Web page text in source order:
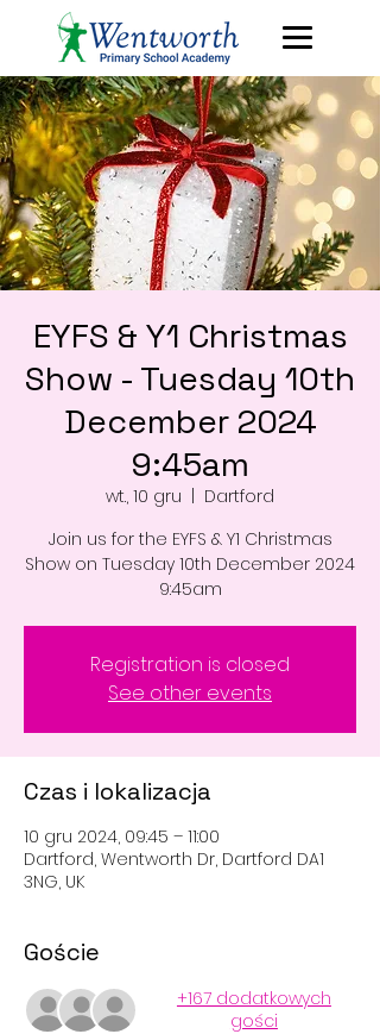
EYFS & Y1 Christmas
Show - Tuesday 10th
December 2024
9:45am
wt., 10 gru
Dartford
Join us for the EYFS & Y1 Christmas
Show on Tuesday 10th December 2024
9:45am
Registration is closed
See other events
Czas i lokalizacja
10 gru 2024, 09:45 – 11:00
Dartford, Wentworth Dr, Dartford DA1
3NG, UK
Goście
+167 dodatkowych
gości